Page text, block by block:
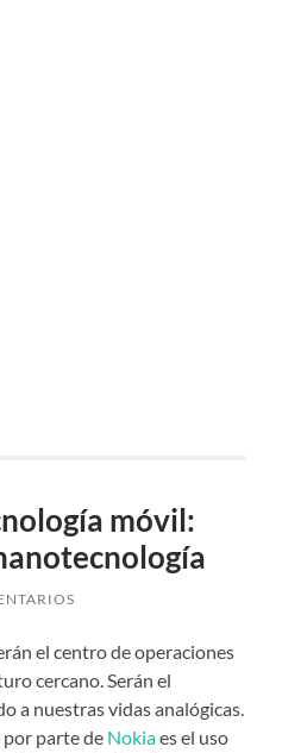
móvil:
el centro de operaciones
cercano. Serán el
a nuestras vidas analógicas.
por parte de Nokiaes el uso